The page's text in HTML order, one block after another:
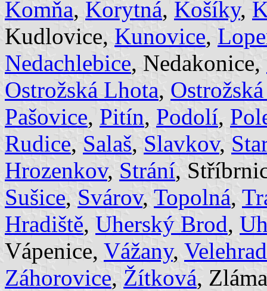
Komňa, Korytná, Košíky,
Kudlovice, Kunovice,
Nedachlebice, Nedakonice,
Ostrožská Lhota,
Pašovice, Pitín, Podolí,
Rudice, Salaš, Slavkov,
Hrozenkov, Strání,
Sušice, Svárov, Topolná,
Hradiště, Uherský Brod,
Vápenice, Vážany, Velehrad
Záhorovice, Žítková,